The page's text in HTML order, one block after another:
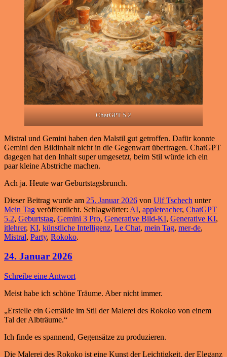
ChatGPT 5.2
Mistral und Gemini haben den Malstil gut getroffen. Dafür konnte
Gemini den Bildinhalt nicht in die Gegenwart übertragen. ChatGPT
dagegen hat den Inhalt super umgesetzt, beim Stil würde ich ein
paar kleine Abstriche machen.
Ach ja. Heute war Geburtstagsbrunch.
Dieser Beitrag wurde am 25. Januar 2026 von Ulf Tschech unter
Mein Tag veröffentlicht. Schlagwörter: AI, appleteacher, ChatGPT
5.2, Geburtstag, Gemini 3 Pro, Generative Bild-KI, Generative KI,
itlehrer, KI, künstliche Intelligenz, Le Chat, mein Tag, mer-de,
Mistral, Party, Rokoko.
24. Januar 2026
Schreibe eine Antwort
Meist habe ich schöne Träume. Aber nicht immer.
„Erstelle ein Gemälde im Stil der Malerei des Rokoko von einem
Tal der Albträume.“
Ich finde es spannend, Gegensätze zu produzieren.
Die Malerei des Rokoko ist eine Kunst der Leichtigkeit, der Eleganz